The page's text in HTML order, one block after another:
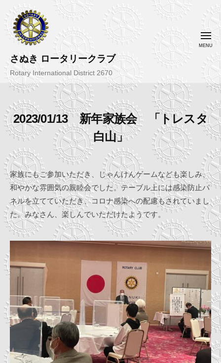
ン
テ
へ
ッ
プ
さぬき ロータリークラブ
Rotary International District 2670
メ
ニ
ー
2023/01/13 新年家族会 「トレスタ
白山」
2
2
3
-
0
1
-
4
b
さ
ぬ
き
R
C
事
局
家族にもご参加いただき、じゃんけんゲームなども楽しみ、
和やかな雰囲気の親睦会でした。テーブル上には感染防止パ
ネルを立てていただき、コロナ感染への配慮もされていまし
た。みなさん、楽しんでいただけたようです。